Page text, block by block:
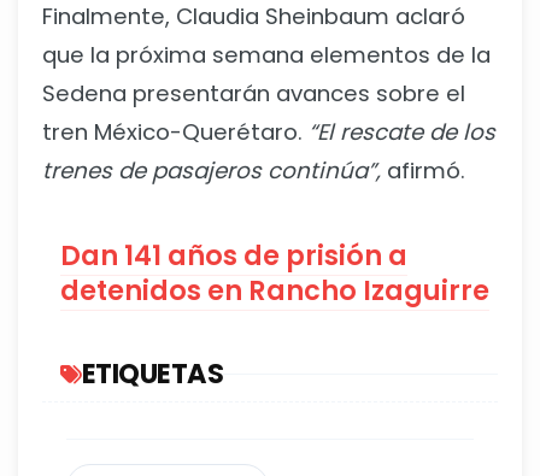
Finalmente, Claudia Sheinbaum aclaró
que la próxima semana elementos de la
Sedena presentarán avances sobre el
tren México-Querétaro. “El rescate de los
trenes de pasajeros continúa”, afirmó.
Dan 141 años de prisión a
detenidos en Rancho Izaguirre
ETIQUETAS